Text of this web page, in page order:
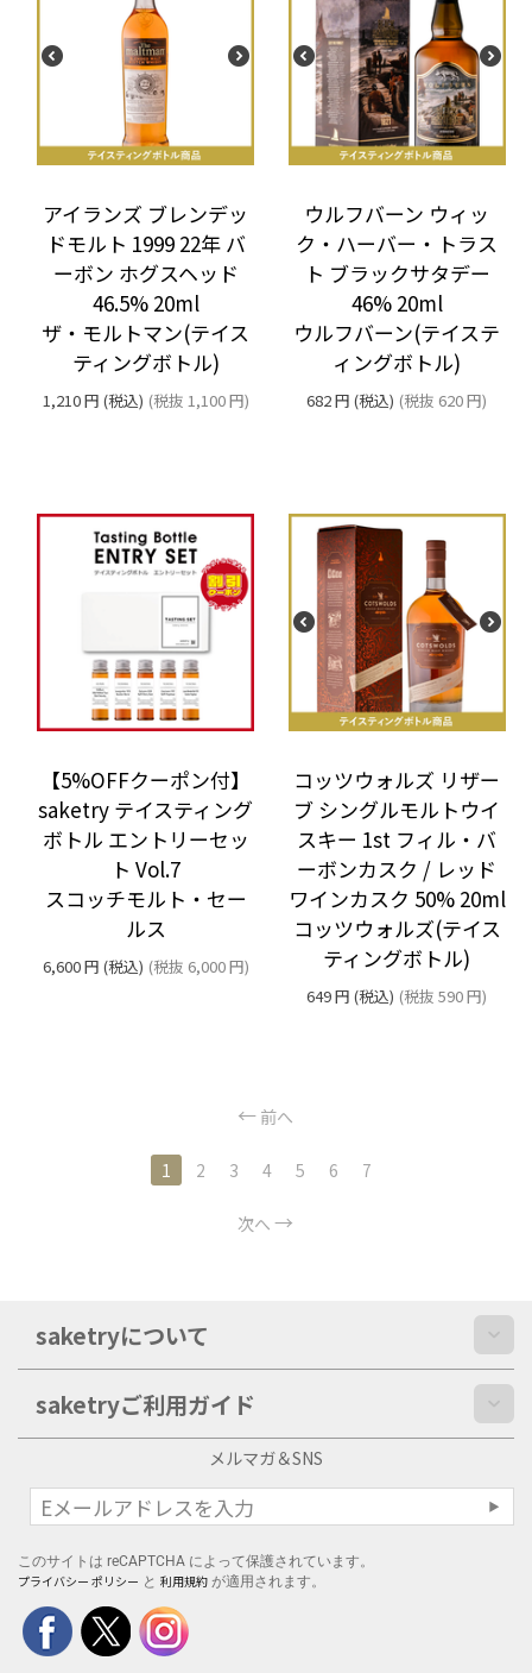
アイランズ ブレンデッ
ドモルト 1999 22年 バ
ーボン ホグスヘッド
46.5% 20ml
ザ・モルトマン(テイス
ティングボトル)
1,210円 (税込) (税抜 1,100円)
ウルフバーン ウィッ
ク・ハーバー・トラス
ト ブラックサタデー
46% 20ml
ウルフバーン(テイステ
ィングボトル)
682円 (税込) (税抜 620円)
【5%OFFクーポン付】
saketry テイスティング
ボトル エントリーセッ
ト Vol.7
スコッチモルト・セー
ルス
6,600円 (税込) (税抜 6,000円)
コッツウォルズ リザー
ブ シングルモルトウイ
スキー 1st フィル・バ
ーボンカスク / レッド
ワインカスク 50% 20ml
コッツウォルズ(テイス
ティングボトル)
649円 (税込) (税抜590円)
前へ
1 2 3 4 5 6 7
次へ
saketryについて
saketryご利用ガイド
メルマガ＆SNS
このサイトは reCAPTCHA によって保護されています。
プライバシー ポリシー と 利用規約 が適用されます。